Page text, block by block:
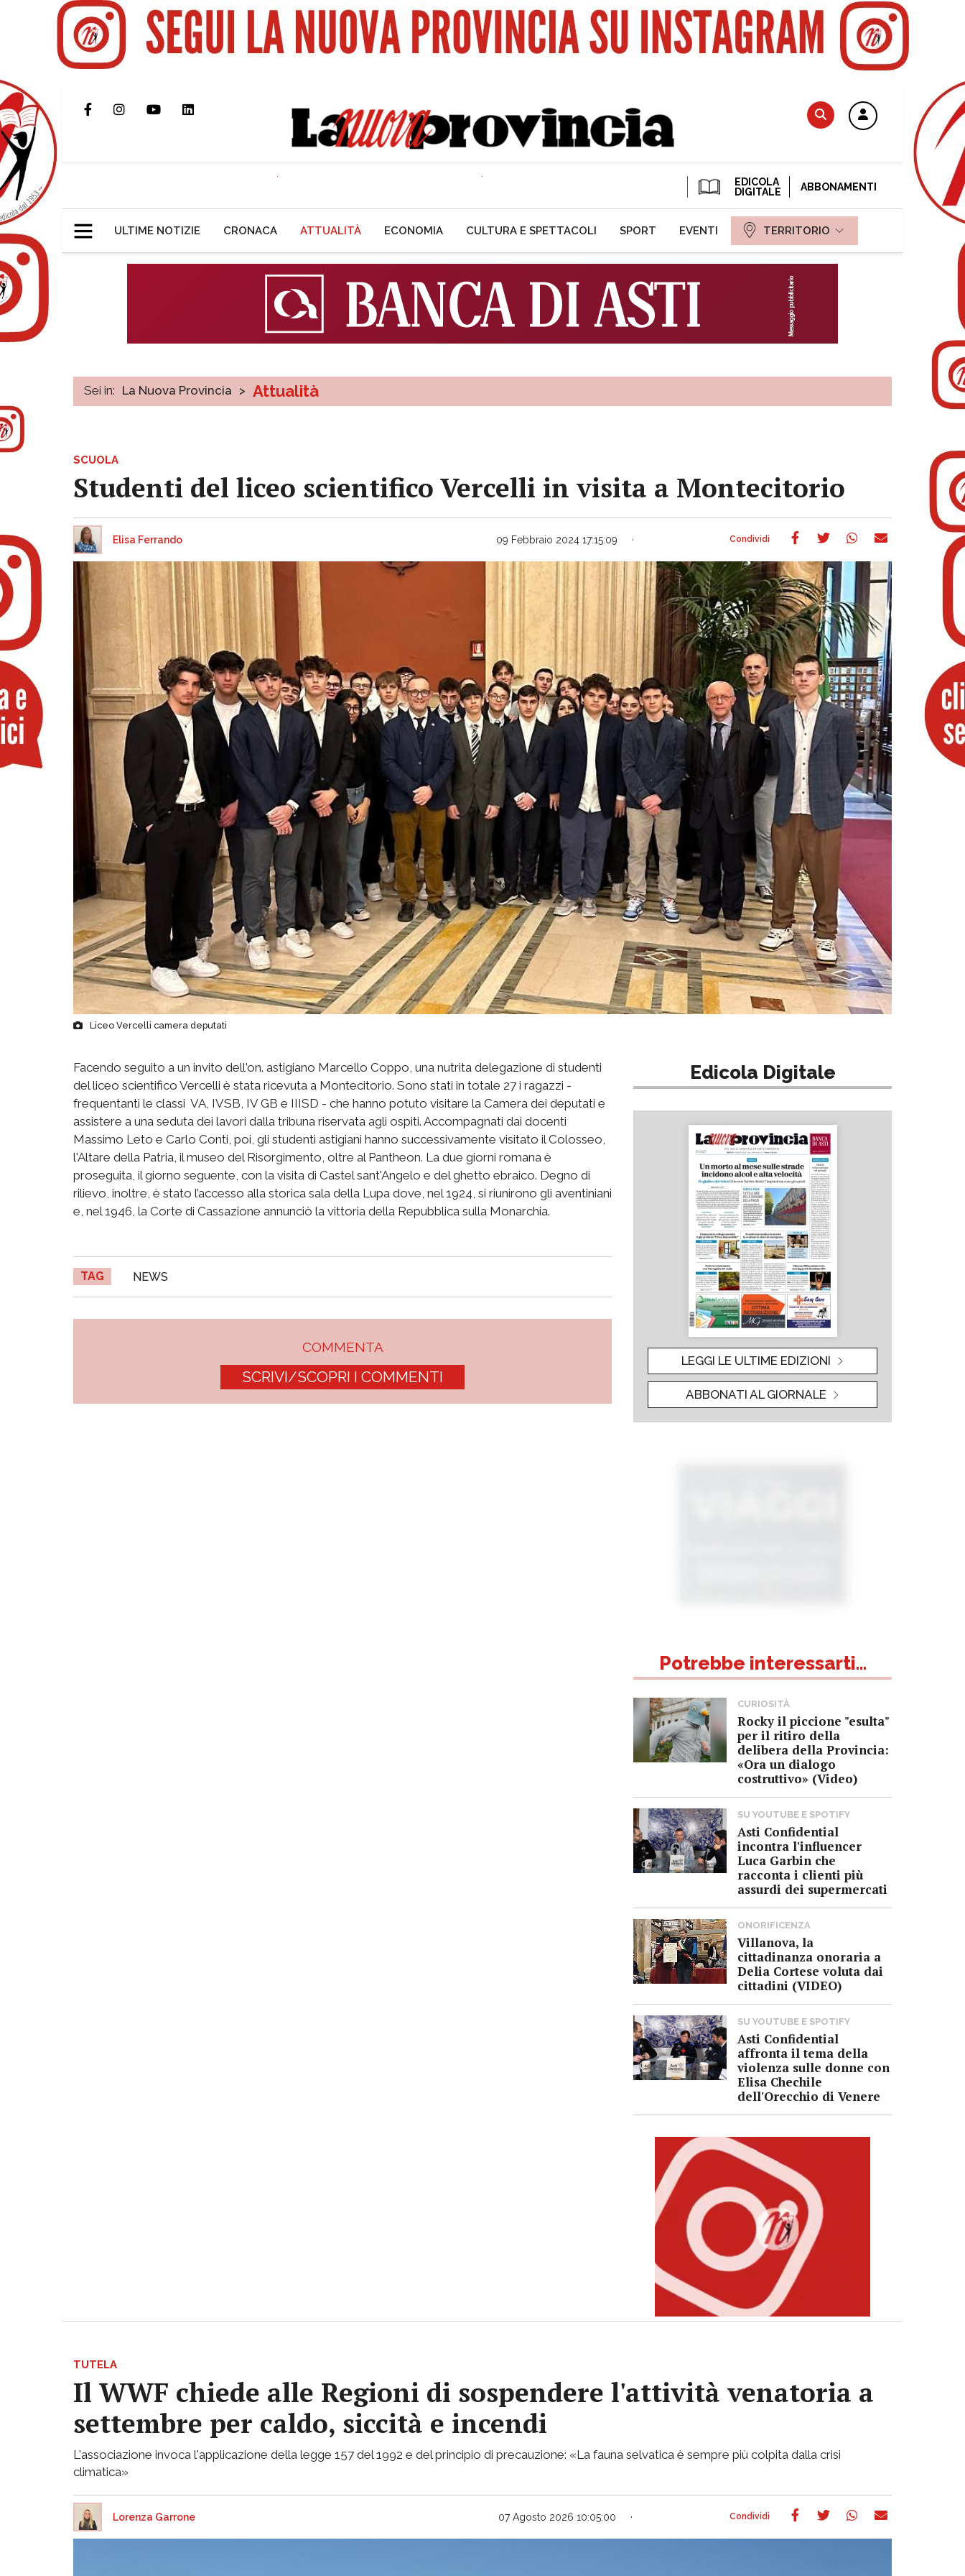
EDICOLA
DIGITALE
ABBONAMENTI
ULTIME NOTIZIE CRONACA ATTUALITÀ ECONOMIA CULTURA E SPETTACOLI SPORT EVENTI TERRITORIO
Sei in: La Nuova Provincia > Attualità
SCUOLA
Studenti del liceo scientifico Vercelli in visita a Montecitorio
Elisa Ferrando 09 Febbraio 2024 17:15:09
Liceo Vercelli camera deputati
Facendo seguito a un invito dell'on. astigiano Marcello Coppo, una nutrita delegazione di studenti
del liceo scientifico Vercelli è stata ricevuta a Montecitorio. Sono stati in totale 27 i ragazzi -
frequentanti le classi VA, IVSB, IV GB e IIISD - che hanno potuto visitare la Camera dei deputati e
assistere a una seduta dei lavori dalla tribuna riservata agli ospiti. Accompagnati dai docenti
Massimo Leto e Carlo Conti, poi, gli studenti astigiani hanno successivamente visitato il Colosseo,
l'Altare della Patria, il museo del Risorgimento, oltre al Pantheon. La due giorni romana è
proseguita, il giorno seguente, con la visita di Castel sant'Angelo e del ghetto ebraico. Degno di
rilievo, inoltre, è stato l’accesso alla storica sala della Lupa dove, nel 1924, si riunirono gli aventiniani
e, nel 1946, la Corte di Cassazione annunciò la vittoria della Repubblica sulla Monarchia.
TAG NEWS
COMMENTA
SCRIVI/SCOPRI I COMMENTI
Edicola Digitale
LEGGI LE ULTIME EDIZIONI
ABBONATI AL GIORNALE
Potrebbe interessarti...
CURIOSITÀ
Rocky il piccione "esulta"
per il ritiro della
delibera della Provincia:
«Ora un dialogo
costruttivo» (Video)
SU YOUTUBE E SPOTIFY
Asti Confidential
incontra l'influencer
Luca Garbin che
racconta i clienti più
assurdi dei supermercati
ONORIFICENZA
Villanova, la
cittadinanza onoraria a
Delia Cortese voluta dai
cittadini (VIDEO)
SU YOUTUBE E SPOTIFY
Asti Confidential
affronta il tema della
violenza sulle donne con
Elisa Chechile
dell'Orecchio di Venere
TUTELA
Il WWF chiede alle Regioni di sospendere l'attività venatoria a
settembre per caldo, siccità e incendi
L'associazione invoca l'applicazione della legge 157 del 1992 e del principio di precauzione: «La fauna selvatica è sempre più colpita dalla crisi
climatica»
Lorenza Garrone 07 Agosto 2026 10:05:00